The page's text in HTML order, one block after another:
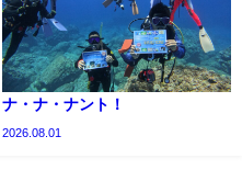
ナ・ナ・ナント！
2026.08.01